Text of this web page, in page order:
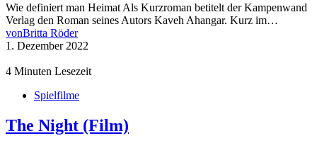
Wie definiert man Heimat Als Kurzroman betitelt der Kampenwand
Verlag den Roman seines Autors Kaveh Ahangar. Kurz im…
vonBritta Röder
1. Dezember 2022
4 Minuten Lesezeit
Spielfilme
The Night (Film)